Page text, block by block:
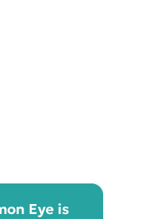
Eye is